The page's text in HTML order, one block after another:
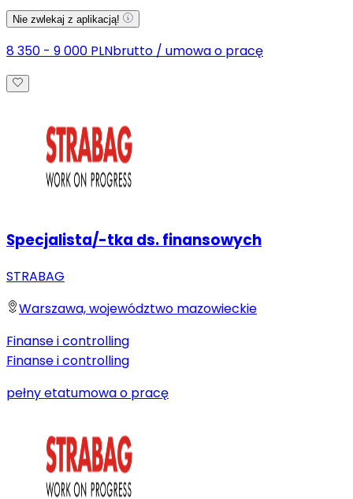
Nie zwlekaj z aplikacją!
8 350 - 9 000 PLNbrutto / umowa o pracę
Specjalista/-tka ds. finansowych
STRABAG
Warszawa, województwo mazowieckie
Finanse i controlling
Finanse i controlling
pełny etatumowa o pracę